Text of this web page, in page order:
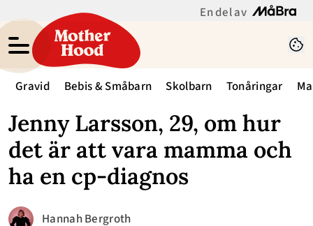
En del av
Gravid Bebis & Småbarn Skolbarn Tonåringar
Jenny Larsson, 29, om hur
det är att vara mamma och
ha en cp-diagnos
Hannah Bergroth